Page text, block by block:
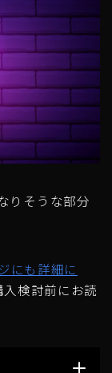
りそうな部分
にも詳細に
検討前にお読